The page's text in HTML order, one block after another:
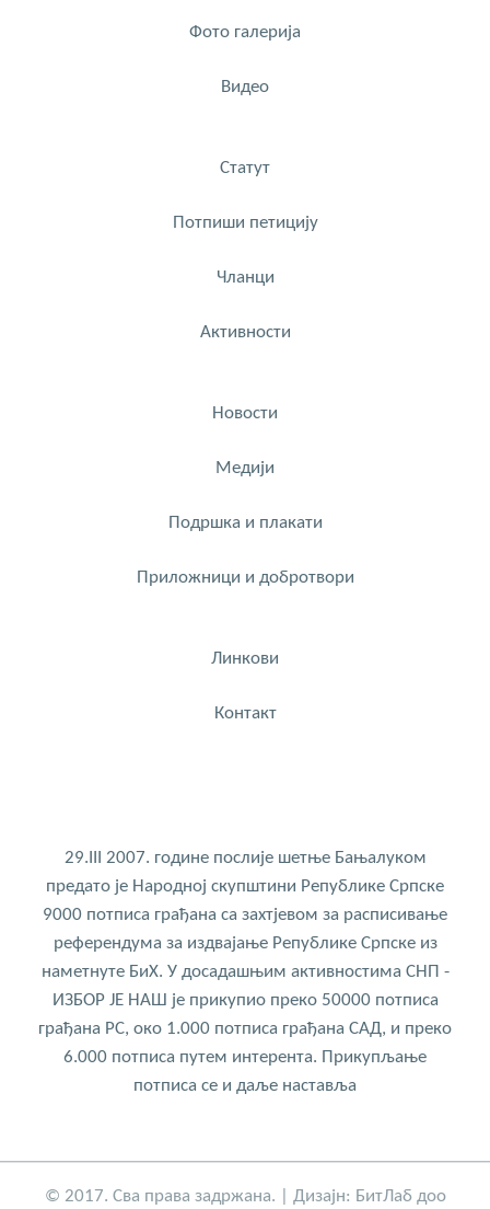
Фото галерија
Видео
Статут
Потпиши петицију
Чланци
Активности
Новости
Медији
Подршка и плакати
Приложници и добротвори
Линкови
Контакт
29.III 2007. године послије шетње Бањалуком
предато је Народној скупштини Републике Српске
9000 потписа грађана са захтјевом за расписивање
референдума за издвајање Републике Српске из
наметнуте БиХ. У досадашњим активностима СНП -
ИЗБОР ЈЕ НАШ је прикупио преко 50000 потписа
грађана РС, око 1.000 потписа грађана САД, и преко
6.000 потписа путем интерента. Прикупљање
потписа се и даље наставља
© 2017. Сва права задржана. | Дизајн: БитЛаб доо